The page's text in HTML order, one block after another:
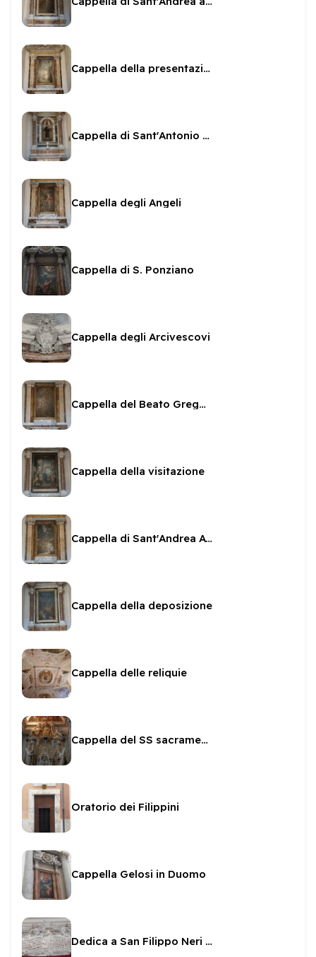
Cappella della presentazione di Maria al tempio
Cappella di Sant'Antonio da Padova
Cappella degli Angeli
Cappella di S. Ponziano
Cappella degli Arcivescovi
Cappella del Beato Gregorio
Cappella della visitazione
Cappella di Sant'Andrea Avellino
Cappella della deposizione
Cappella delle reliquie
Cappella del SS sacramento
Oratorio dei Filippini
Cappella Gelosi in Duomo
Dedica a San Filippo Neri e Mondilio Orsini